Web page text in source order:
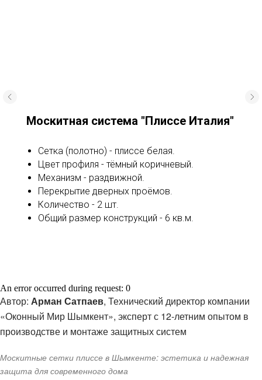
Москитная система "Плиссе Италия"
Сетка (полотно) - плиссе белая.
Цвет профиля - тёмный коричневый.
Механизм - раздвижной.
Перекрытие дверных проёмов.
Количество - 2 шт.
Общий размер конструкций - 6 кв.м.
An error occurred during request: 0
Автор: Арман Сатпаев, Технический директор компании
«Оконный Мир Шымкент», эксперт с 12-летним опытом в
производстве и монтаже защитных систем
Москитные сетки плиссе в Шымкенте: эстетика и надежная
защита для современного дома